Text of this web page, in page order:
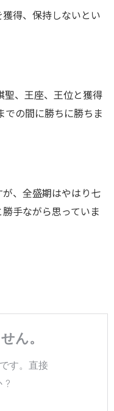
得、保持しないとい
聖、王座、王位と獲得
での間に勝ちに勝ちま
、全盛期はやはり七
手ながら思っていま